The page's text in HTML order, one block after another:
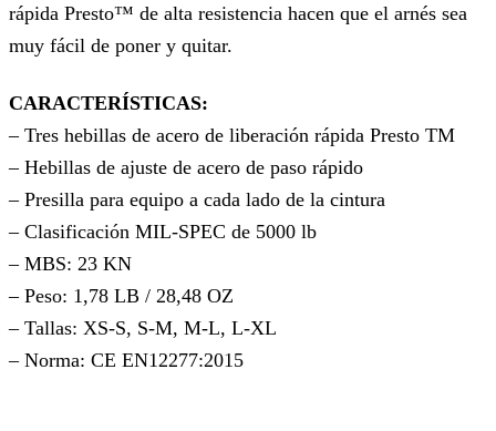
rápida Presto™ de alta resistencia hacen que el arnés sea
muy fácil de poner y quitar.
CARACTERÍSTICAS:
– Tres hebillas de acero de liberación rápida Presto TM
– Hebillas de ajuste de acero de paso rápido
– Presilla para equipo a cada lado de la cintura
– Clasificación MIL-SPEC de 5000 lb
– MBS: 23 KN
– Peso: 1,78 LB / 28,48 OZ
– Tallas: XS-S, S-M, M-L, L-XL
– Norma: CE EN12277:2015